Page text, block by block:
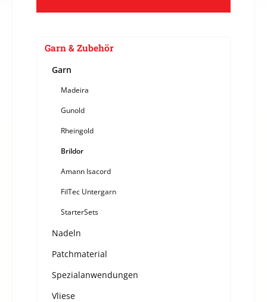
Garn & Zubehör
Garn
Madeira
Gunold
Rheingold
Brildor
Amann Isacord
FilTec Untergarn
StarterSets
Nadeln
Patchmaterial
Spezialanwendungen
Vliese